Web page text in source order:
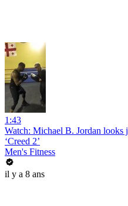
1:43
Watch: Michael B. Jordan
‘Creed 2’
Men's Fitness
il y a 8 ans